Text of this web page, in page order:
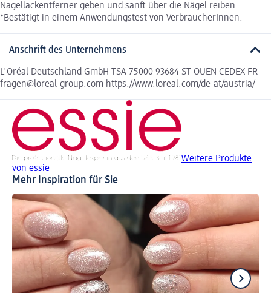
Nagellackentferner geben und sanft über die Nägel reiben.
*Bestätigt in einem Anwendungstest von VerbraucherInnen.
Anschrift des Unternehmens
L'Oréal Deutschland GmbH TSA 75000 93684 ST OUEN CEDEX FR
fragen@loreal-group.com https://www.loreal.com/de-at/austria/
Weitere Produkte
von essie
Mehr Inspiration für Sie